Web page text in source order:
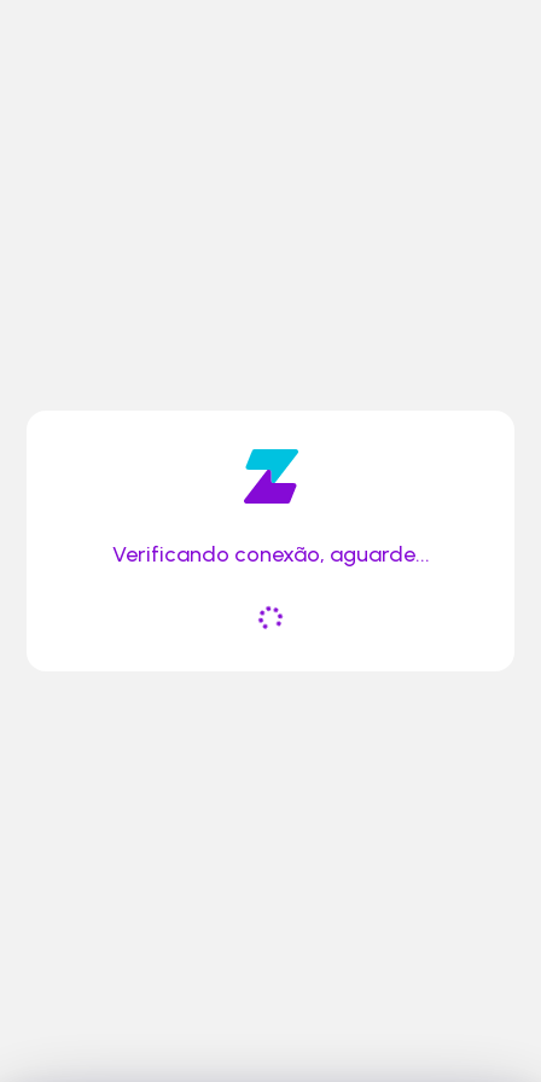
Verificando conexão, aguarde...